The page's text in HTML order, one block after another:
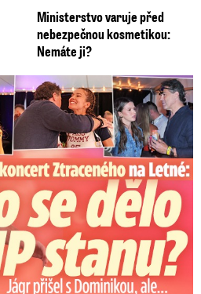
Ministerstvo varuje před
nebezpečnou kosmetikou:
Nemáte ji?
Jágr přišel s Dominikou, ale...